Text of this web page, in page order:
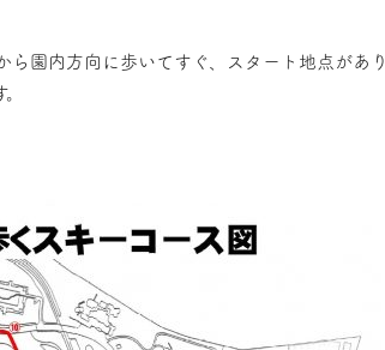
園内方向に歩いてすぐ、スタート地点があり